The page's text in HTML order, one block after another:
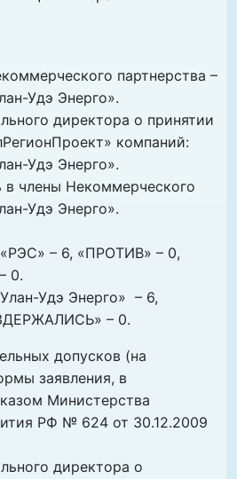
партнерства –
Удэ Энерго».
директора о принятии
компаний:
Удэ Энерго».
члены Некоммерческого
Удэ Энерго».
– 6, «ПРОТИВ» – 0,
0.
Удэ Энерго» – 6,
– 0.
допусков (на
заявления, в
Министерства
РФ № 624 от 30.12.2009
директора о